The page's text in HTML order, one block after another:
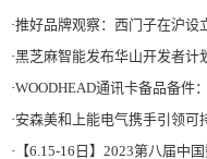
·推好品牌观察：西门子在沪设
·黑芝麻智能发布华山开发者计
·WOODHEAD通讯卡备品备件：
·安森美和上能电气携手引领可持续能源应用的发展 两
· 【6.15-16日】2023第八届中